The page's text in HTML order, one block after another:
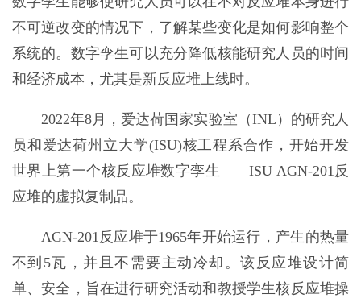
不可逆改变的情况下，了解某些变化是如何影响整个
系统的。数字孪生可以充分降低核能研究人员的时间
和经济成本，尤其是新反应堆上线时。
2022年8月，爱达荷国家实验室（INL）的研究人
员和爱达荷州立大学(ISU)核工程系合作，开始开发
世界上第一个核反应堆数字孪生——ISU AGN-201反
应堆的虚拟复制品。
AGN-201反应堆于1965年开始运行，产生的热量
不到5瓦，并且不需要主动冷却。该反应堆设计简
单、安全，旨在进行研究活动和教授学生核反应堆操